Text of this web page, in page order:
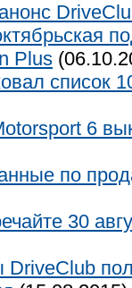
Plus
список
6
по
30